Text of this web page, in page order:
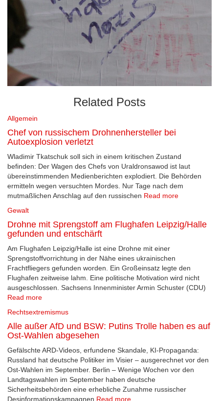
Related Posts
Allgemein
Chef von russischem Drohnenhersteller bei
Autoexplosion verletzt
Wladimir Tkatschuk soll sich in einem kritischen Zustand
befinden: Der Wagen des Chefs von Uraldronsawod ist laut
übereinstimmenden Medienberichten explodiert. Die Behörden
ermitteln wegen versuchten Mordes. Nur Tage nach dem
mutmaßlichen Anschlag auf den russischen Read more
Gewalt
Drohne mit Sprengstoff am Flughafen Leipzig/Halle
gefunden und entschärft
Am Flughafen Leipzig/Halle ist eine Drohne mit einer
Sprengstoffvorrichtung in der Nähe eines ukrainischen
Frachtfliegers gefunden worden. Ein Großeinsatz legte den
Flughafen zeitweise lahm. Eine politische Motivation wird nicht
ausgeschlossen. Sachsens Innenminister Armin Schuster (CDU)
Read more
Rechtsextremismus
Alle außer AfD und BSW: Putins Trolle haben es auf
Ost-Wahlen abgesehen
Gefälschte ARD-Videos, erfundene Skandale, KI-Propaganda:
Russland hat deutsche Politiker im Visier – ausgerechnet vor den
Ost-Wahlen im September. Berlin – Wenige Wochen vor den
Landtagswahlen im September haben deutsche
Sicherheitsbehörden eine erhebliche Zunahme russischer
Desinformationskampagnen Read more